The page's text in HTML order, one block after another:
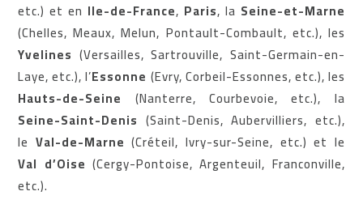
etc.) et en Ile-de-France, Paris, la Seine-et-Marne
(Chelles, Meaux, Melun, Pontault-Combault, etc.), les
Yvelines (Versailles, Sartrouville, Saint-Germain-en-
Laye, etc.), l’Essonne (Evry, Corbeil-Essonnes, etc.), les
Hauts-de-Seine (Nanterre, Courbevoie, etc.), la
Seine-Saint-Denis (Saint-Denis, Aubervilliers, etc.),
le Val-de-Marne (Créteil, Ivry-sur-Seine, etc.) et le
Val d’Oise (Cergy-Pontoise, Argenteuil, Franconville,
etc.).